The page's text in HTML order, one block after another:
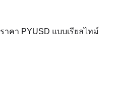
ราคา PYUSD แบบเรียลไทม์